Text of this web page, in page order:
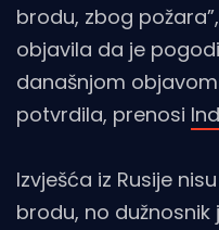
brodu, zbog
objavila da je
današnjom
potvrdila, prenosi
Izvješća iz Rusije
brodu, no